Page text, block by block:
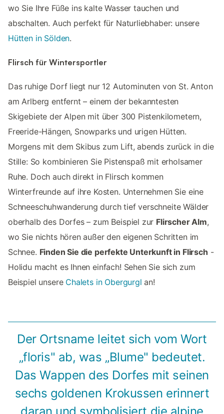
wo Sie Ihre Füße ins kalte Wasser tauchen und
abschalten. Auch perfekt für Naturliebhaber: unsere
Hütten in Sölden.
Flirsch für Wintersportler
Das ruhige Dorf liegt nur 12 Autominuten von St. Anton
am Arlberg entfernt – einem der bekanntesten
Skigebiete der Alpen mit über 300 Pistenkilometern,
Freeride-Hängen, Snowparks und urigen Hütten.
Morgens mit dem Skibus zum Lift, abends zurück in die
Stille: So kombinieren Sie Pistenspaß mit erholsamer
Ruhe. Doch auch direkt in Flirsch kommen
Winterfreunde auf ihre Kosten. Unternehmen Sie eine
Schneeschuhwanderung durch tief verschneite Wälder
oberhalb des Dorfes – zum Beispiel zur Flirscher Alm,
wo Sie nichts hören außer den eigenen Schritten im
Schnee. Finden Sie die perfekte Unterkunft in Flirsch -
Holidu macht es Ihnen einfach! Sehen Sie sich zum
Beispiel unsere Chalets in Obergurgl an!
Der Ortsname leitet sich vom Wort
„floris" ab, was „Blume" bedeutet.
Das Wappen des Dorfes mit seinen
sechs goldenen Krokussen erinnert